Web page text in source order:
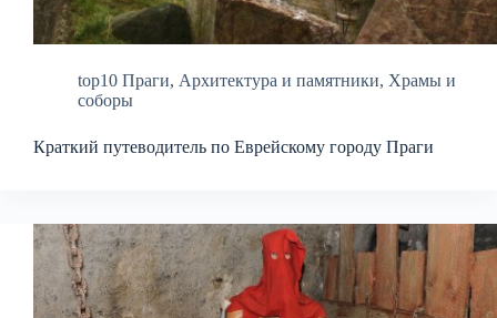
top10 Праги, Архитектура и памятники, Храмы и
соборы
Краткий путеводитель по Еврейскому городу Праги